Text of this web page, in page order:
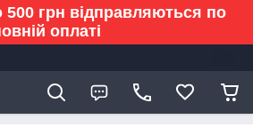
грн відправляються по
оплаті